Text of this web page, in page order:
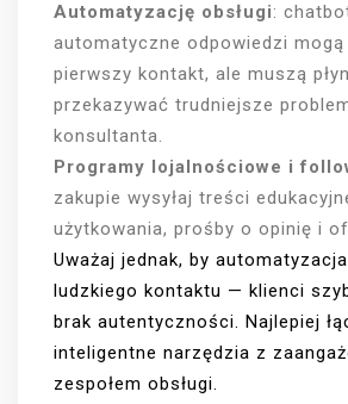
Automatyzację obsługi:
automatyczne odpowiedzi
pierwszy kontakt, ale muszą
przekazywać trudniejsze
konsultanta.
Programy lojalnościowe i
zakupie wysyłaj treści
użytkowania, prośby o opinię i
Uważaj jednak, by
ludzkiego kontaktu — klienci
brak autentyczności. Najlepiej
inteligentne narzędzia z
zespołem obsługi.